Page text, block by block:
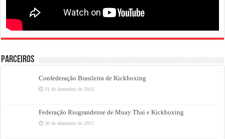
PARCEIROS
Confederação Brasileira de Kickboxing
31 de dezembro de 2013
Federação Riograndense de Muay Thai e Kickboxing
30 de dezembro de 2013